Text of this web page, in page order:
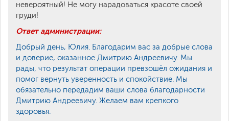
невероятный! Не могу нарадоваться красоте своей
груди!
Ответ администрации:
Добрый день, Юлия. Благодарим вас за добрые слова
и доверие, оказанное Дмитрию Андреевичу. Мы
рады, что результат операции превзошёл ожидания и
помог вернуть уверенность и спокойствие. Мы
обязательно передадим ваши слова благодарности
Дмитрию Андреевичу. Желаем вам крепкого
здоровья.